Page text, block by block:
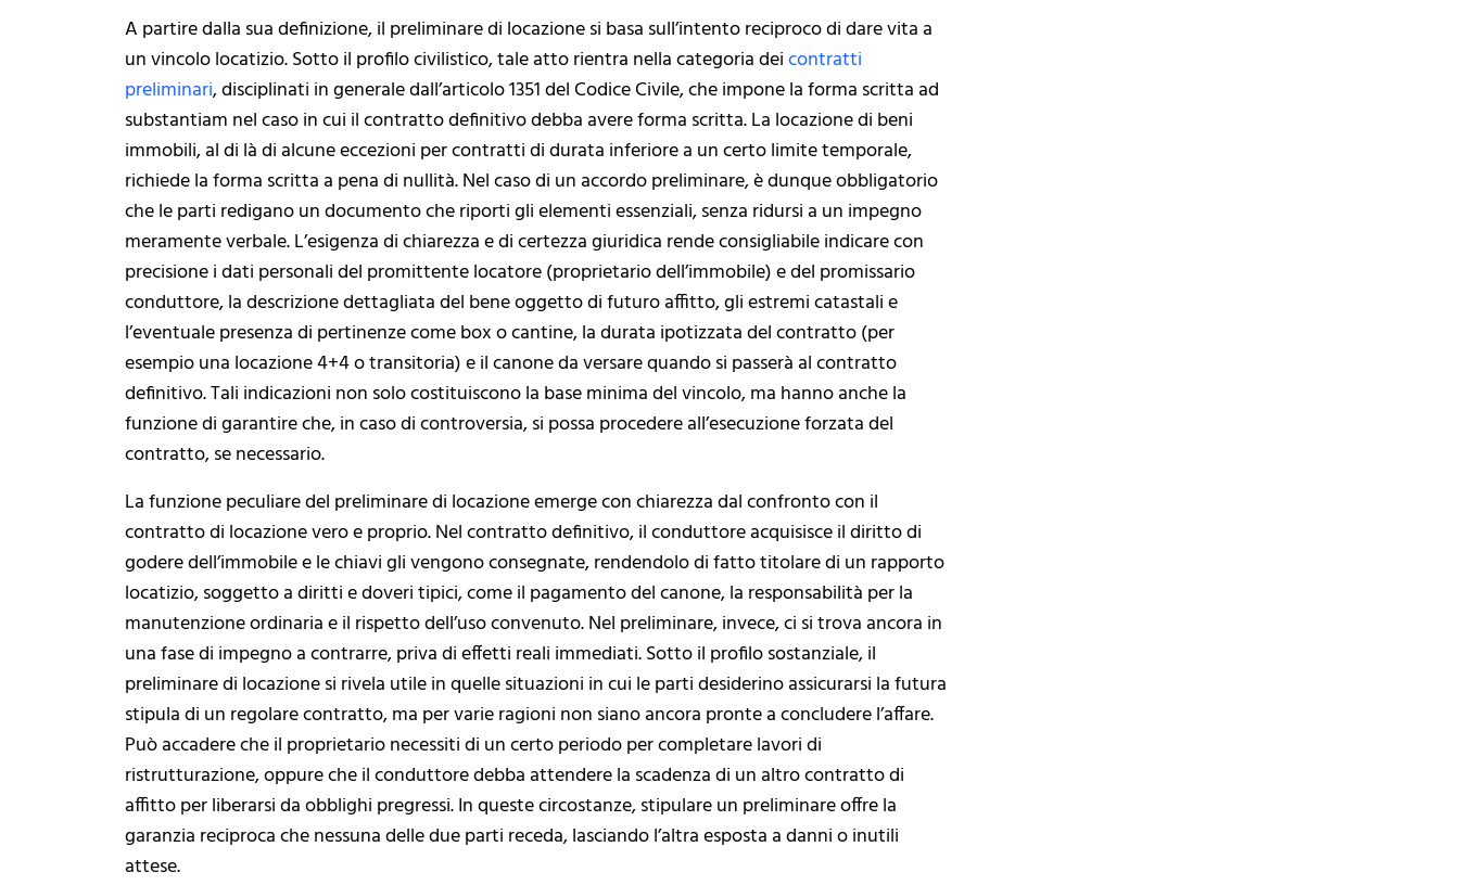
A partire dalla sua definizione, il preliminare di locazione si basa sull’intento reciproco di dare vita a
un vincolo locatizio. Sotto il profilo civilistico, tale atto rientra nella categoria deicontratti
preliminari, disciplinati in generale dall’articolo 1351 del Codice Civile, che impone la forma scritta ad
substantiam nel caso in cui il contratto definitivo debba avere forma scritta. La locazione di beni
immobili, al di là di alcune eccezioni per contratti di durata inferiore a un certo limite temporale,
richiede la forma scritta a pena di nullità. Nel caso di un accordo preliminare, è dunque obbligatorio
che le parti redigano un documento che riporti gli elementi essenziali, senza ridursi a un impegno
meramente verbale. L’esigenza di chiarezza e di certezza giuridica rende consigliabile indicare con
precisione i dati personali del promittente locatore (proprietario dell’immobile) e del promissario
conduttore, la descrizione dettagliata del bene oggetto di futuro affitto, gli estremi catastali e
l’eventuale presenza di pertinenze come box o cantine, la durata ipotizzata del contratto (per
esempio una locazione 4+4 o transitoria) e il canone da versare quando si passerà al contratto
definitivo. Tali indicazioni non solo costituiscono la base minima del vincolo, ma hanno anche la
funzione di garantire che, in caso di controversia, si possa procedere all’esecuzione forzata del
contratto, se necessario.
La funzione peculiare del preliminare di locazione emerge con chiarezza dal confronto con il
contratto di locazione vero e proprio. Nel contratto definitivo, il conduttore acquisisce il diritto di
godere dell’immobile e le chiavi gli vengono consegnate, rendendolo di fatto titolare di un rapporto
locatizio, soggetto a diritti e doveri tipici, come il pagamento del canone, la responsabilità per la
manutenzione ordinaria e il rispetto dell’uso convenuto. Nel preliminare, invece, ci si trova ancora in
una fase di impegno a contrarre, priva di effetti reali immediati. Sotto il profilo sostanziale, il
preliminare di locazione si rivela utile in quelle situazioni in cui le parti desiderino assicurarsi la futura
stipula di un regolare contratto, ma per varie ragioni non siano ancora pronte a concludere l’affare.
Può accadere che il proprietario necessiti di un certo periodo per completare lavori di
ristrutturazione, oppure che il conduttore debba attendere la scadenza di un altro contratto di
affitto per liberarsi da obblighi pregressi. In queste circostanze, stipulare un preliminare offre la
garanzia reciproca che nessuna delle due parti receda, lasciando l’altra esposta a danni o inutili
attese.